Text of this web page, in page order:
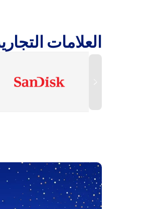
العلامات